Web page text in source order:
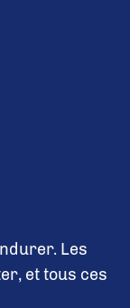
Les
et tous ces